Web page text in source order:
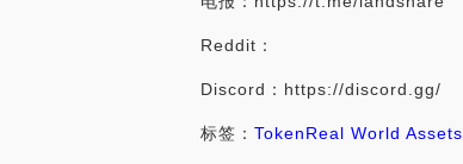
Reddit：
Discord：https://discord.gg/
标签： TokenReal World Assets